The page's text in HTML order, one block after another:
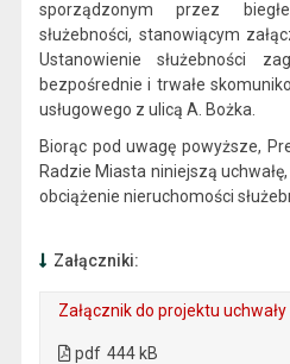
sporządzonym przez
służebności, stanowiącym
Ustanowienie służebności
bezpośrednie i trwałe
usługowego z ulicą A. Bożka.
Biorąc pod uwagę powyższe,
Radzie Miasta niniejszą
obciążenie nieruchomości
Załączniki:
Załącznik do projektu uchwały
pdf 444 kB